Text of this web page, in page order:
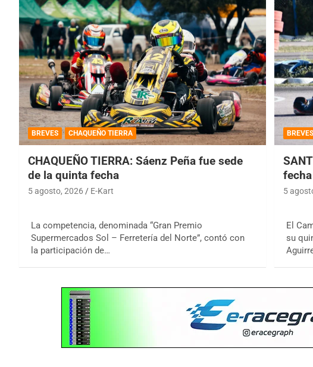
BREVES CHAQUEÑO TIERRA
CHAQUEÑO TIERRA: Sáenz Peña fue sede
de la quinta fecha
5 agosto, 2026 E-Kart
La competencia, denominada “Gran Premio
Supermercados Sol – Ferretería del Norte”, contó con
la participación de…
BREVES
5
El
su